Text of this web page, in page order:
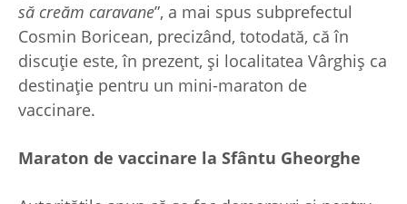
să creăm caravane”, a mai spus subprefectul
Cosmin Boricean, precizând, totodată, că în
discuție este, în prezent, și localitatea Vârghiș ca
destinație pentru un mini-maraton de
vaccinare.
Maraton de vaccinare la Sfântu Gheorghe